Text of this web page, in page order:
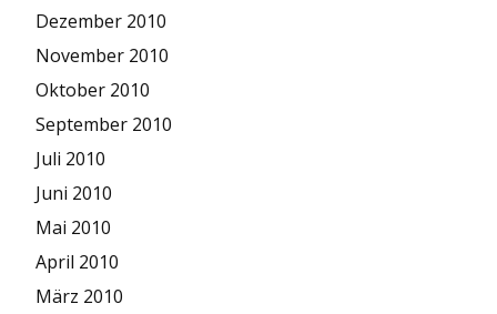
Dezember 2010
November 2010
Oktober 2010
September 2010
Juli 2010
Juni 2010
Mai 2010
April 2010
März 2010